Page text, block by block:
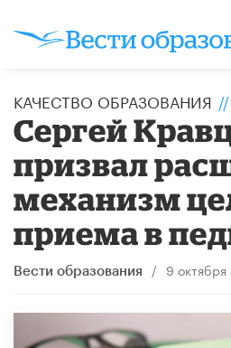
КАЧЕСТВО ОБРАЗОВАНИЯ //
Сергей
призвал
механизм
приема в
Вести образования / 9